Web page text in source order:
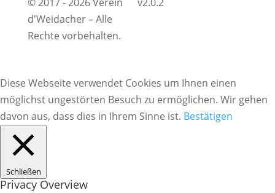
d'Weidacher – Alle
Rechte vorbehalten.
Diese Webseite verwendet Cookies um Ihnen einen
möglichst ungestörten Besuch zu ermöglichen. Wir gehen
davon aus, dass dies in Ihrem Sinne ist. Bestätigen
Schließen
Privacy Overview